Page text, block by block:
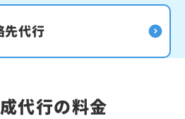
先代行
代行の料金